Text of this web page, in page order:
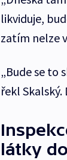
likviduje,
zatím nelze
„Bude se to
řekl
látky